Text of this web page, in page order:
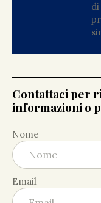
Contattaci per
informazioni o
Nome
Email